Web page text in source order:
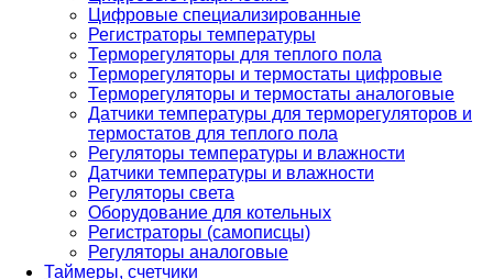
Цифровые специализированные
Регистраторы температуры
Терморегуляторы для теплого пола
Терморегуляторы и термостаты цифровые
Терморегуляторы и термостаты аналоговые
Датчики температуры для терморегуляторов и
термостатов для теплого пола
Регуляторы температуры и влажности
Датчики температуры и влажности
Регуляторы света
Оборудование для котельных
Регистраторы (самописцы)
Регуляторы аналоговые
Таймеры, счетчики